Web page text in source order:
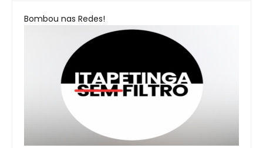
Bombou nas Redes!